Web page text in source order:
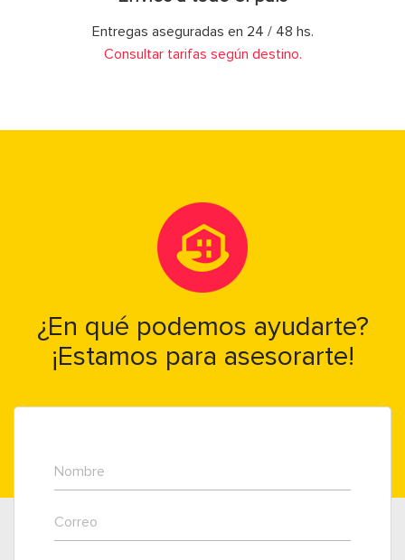
Entregas aseguradas en 24 / 48 hs.
Consultar tarifas según destino.
¿En qué podemos ayudarte?
¡Estamos para asesorarte!